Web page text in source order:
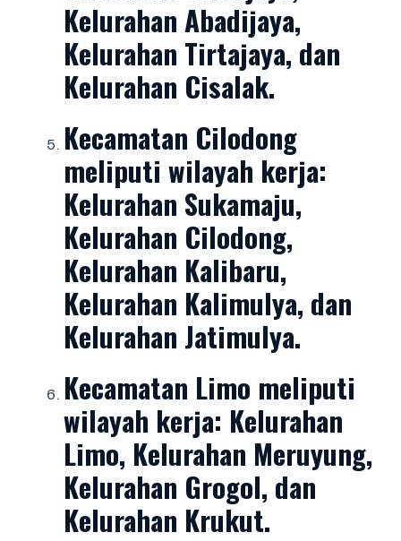
Kelurahan Abadijaya,
Kelurahan Tirtajaya, dan
Kelurahan Cisalak.
Kecamatan Cilodong
meliputi wilayah kerja:
Kelurahan Sukamaju,
Kelurahan Cilodong,
Kelurahan Kalibaru,
Kelurahan Kalimulya, dan
Kelurahan Jatimulya.
Kecamatan Limo meliputi
wilayah kerja: Kelurahan
Limo, Kelurahan Meruyung,
Kelurahan Grogol, dan
Kelurahan Krukut.